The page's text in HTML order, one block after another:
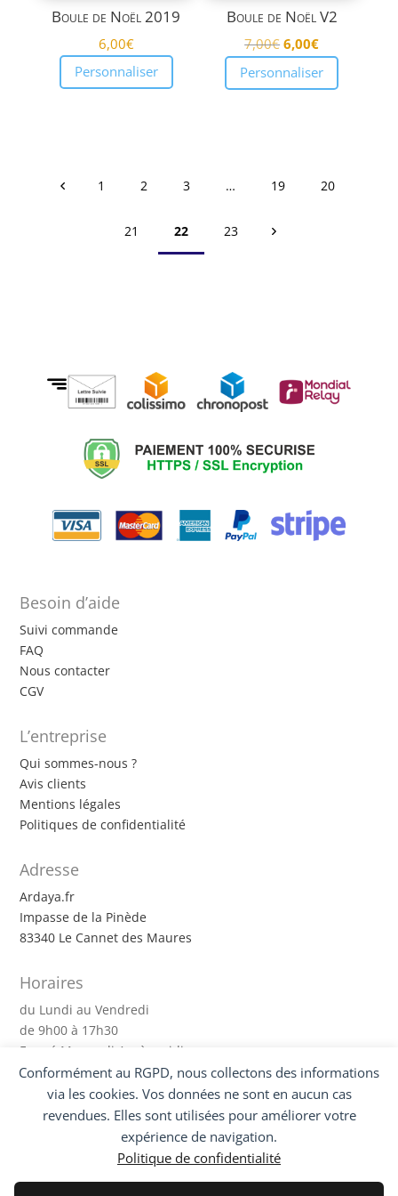
Conformément au RGPD, nous collectons des informations
via les cookies. Vos données ne sont en aucun cas
revendues. Elles sont utilisées pour améliorer votre
expérience de navigation.
Politique de confidentialité
Boule de Noël 2019
6,00€
Personnaliser
Boule de Noël V2
7,00€ Le
prix
initial
6,00€Le
prix
actuel
Personnaliser
1 2 3 … 19 20
21 22 23
Besoin d’aide
Suivi commande
FAQ
Nous contacter
CGV
L’entreprise
Qui sommes-nous ?
Avis clients
Mentions légales
Politiques de confidentialité
Adresse
Ardaya.fr
Impasse de la Pinède
83340 Le Cannet des Maures
Horaires
du Lundi au Vendredi
de 9h00 à 17h30
Fermé Mercredi Après-midi
Suivez-nous !